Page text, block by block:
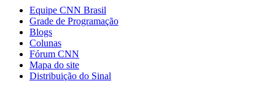
Equipe CNN Brasil
Grade de Programação
Blogs
Colunas
Fórum CNN
Mapa do site
Distribuição do Sinal